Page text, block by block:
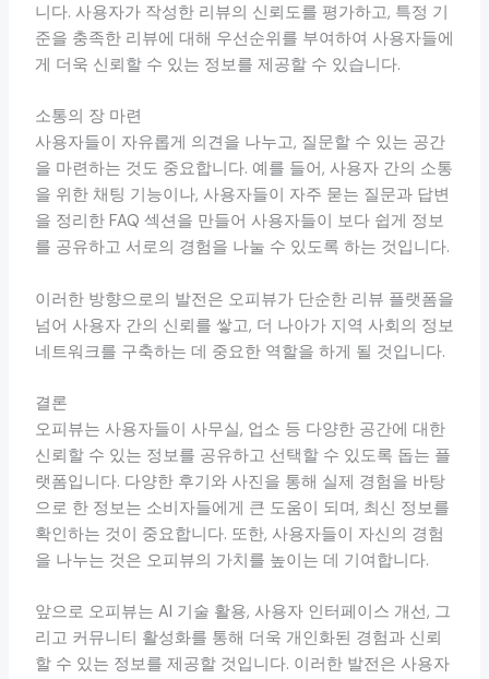
니다. 사용자가 작성한 리뷰의 신뢰도를 평가하고, 특정 기
준을 충족한 리뷰에 대해 우선순위를 부여하여 사용자들에
게 더욱 신뢰할 수 있는 정보를 제공할 수 있습니다.
소통의 장 마련
사용자들이 자유롭게 의견을 나누고, 질문할 수 있는 공간
을 마련하는 것도 중요합니다. 예를 들어, 사용자 간의 소통
을 위한 채팅 기능이나, 사용자들이 자주 묻는 질문과 답변
을 정리한 FAQ 섹션을 만들어 사용자들이 보다 쉽게 정보
를 공유하고 서로의 경험을 나눌 수 있도록 하는 것입니다.
이러한 방향으로의 발전은 오피뷰가 단순한 리뷰 플랫폼을
넘어 사용자 간의 신뢰를 쌓고, 더 나아가 지역 사회의 정보
네트워크를 구축하는 데 중요한 역할을 하게 될 것입니다.
결론
오피뷰는 사용자들이 사무실, 업소 등 다양한 공간에 대한
신뢰할 수 있는 정보를 공유하고 선택할 수 있도록 돕는 플
랫폼입니다. 다양한 후기와 사진을 통해 실제 경험을 바탕
으로 한 정보는 소비자들에게 큰 도움이 되며, 최신 정보를
확인하는 것이 중요합니다. 또한, 사용자들이 자신의 경험
을 나누는 것은 오피뷰의 가치를 높이는 데 기여합니다.
앞으로 오피뷰는 AI 기술 활용, 사용자 인터페이스 개선, 그
리고 커뮤니티 활성화를 통해 더욱 개인화된 경험과 신뢰
할 수 있는 정보를 제공할 것입니다. 이러한 발전은 사용자